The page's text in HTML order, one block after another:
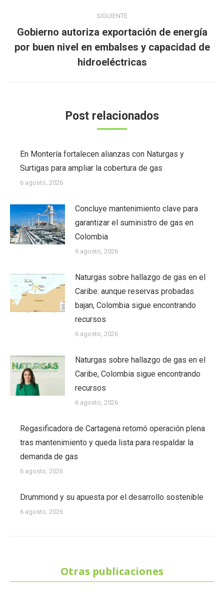
SIGUIENTE
Publicación
siguiente:
Gobierno autoriza exportación de energía
por buen nivel en embalses y capacidad de
hidroeléctricas
Post relacionados
En Montería fortalecen alianzas con Naturgas y
Surtigas para ampliar la cobertura de gas
6 agosto, 2026
Concluye mantenimiento clave para
garantizar el suministro de gas en
Colombia
6 agosto, 2026
Naturgas sobre hallazgo de gas en el
Caribe: aunque reservas probadas
bajan, Colombia sigue encontrando
recursos
6 agosto, 2026
Naturgas sobre hallazgo de gas en el
Caribe, Colombia sigue encontrando
recursos
6 agosto, 2026
Regasificadora de Cartagena retomó operación plena
tras mantenimiento y queda lista para respaldar la
demanda de gas
6 agosto, 2026
Drummond y su apuesta por el desarrollo sostenible
6 agosto, 2026
Otras publicaciones